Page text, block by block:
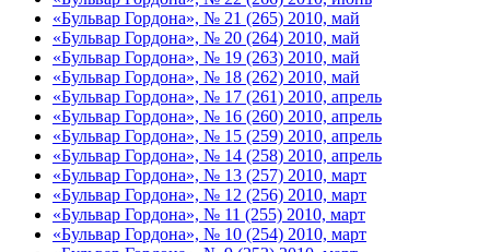
«Бульвар Гордона», № 21 (265) 2010, май
«Бульвар Гордона», № 20 (264) 2010, май
«Бульвар Гордона», № 19 (263) 2010, май
«Бульвар Гордона», № 18 (262) 2010, май
«Бульвар Гордона», № 17 (261) 2010, апрель
«Бульвар Гордона», № 16 (260) 2010, апрель
«Бульвар Гордона», № 15 (259) 2010, апрель
«Бульвар Гордона», № 14 (258) 2010, апрель
«Бульвар Гордона», № 13 (257) 2010, март
«Бульвар Гордона», № 12 (256) 2010, март
«Бульвар Гордона», № 11 (255) 2010, март
«Бульвар Гордона», № 10 (254) 2010, март